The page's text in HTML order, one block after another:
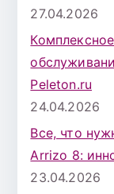
27.04.2026
Peleton.ru
24.04.2026
Все, что
Arrizo 8:
23.04.2026